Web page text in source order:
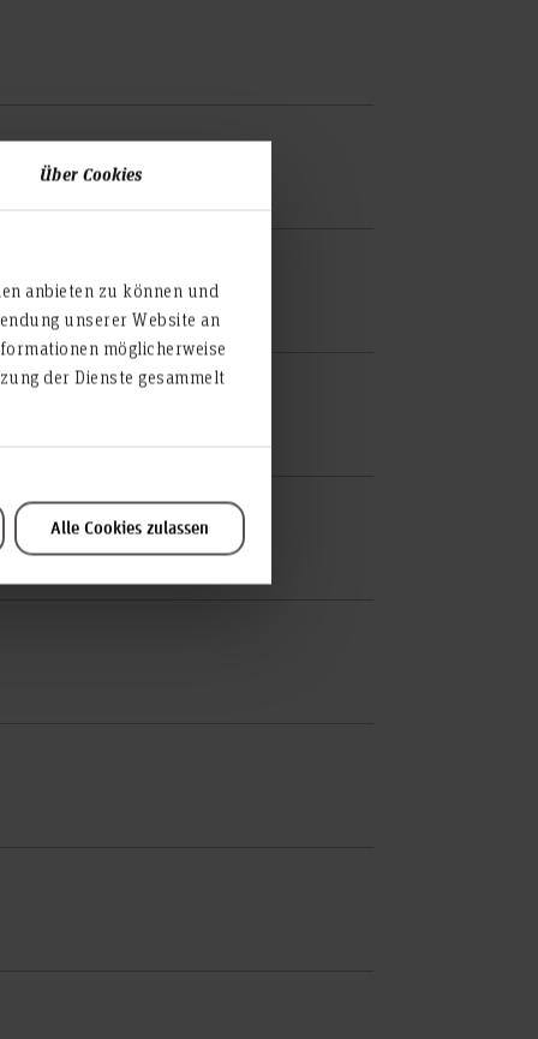
Über Cookies
anbieten zu können und
unserer Website an
möglicherweise
der Dienste gesammelt
Alle Cookies zulassen